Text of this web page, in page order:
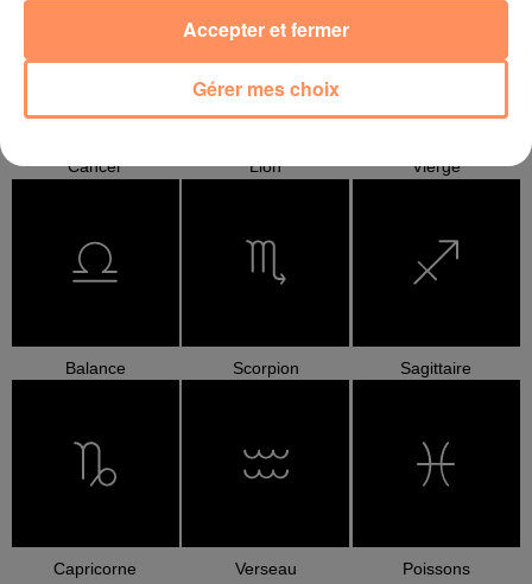
Cancer Lion Vierge
Balance Scorpion Sagittaire
Capricorne Verseau Poissons
Gérer mes choix
Accepter et fermer